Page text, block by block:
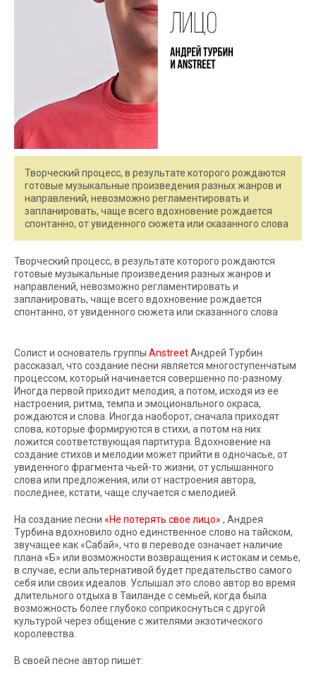
Творческий процесс, в результате которого рождаются
готовые музыкальные произведения разных жанров и
направлений, невозможно регламентировать и
запланировать, чаще всего вдохновение рождается
спонтанно, от увиденного сюжета или сказанного слова
Творческий процесс, в результате которого рождаются
готовые музыкальные произведения разных жанров и
направлений, невозможно регламентировать и
запланировать, чаще всего вдохновение рождается
спонтанно, от увиденного сюжета или сказанного слова
Солист и основатель группы AnstreetАндрей Турбин
рассказал, что создание песни является многоступенчатым
процессом, который начинается совершенно по-разному.
Иногда первой приходит мелодия, а потом, исходя из ее
настроения, ритма, темпа и эмоционального окраса,
рождаются и слова. Иногда наоборот, сначала приходят
слова, которые формируются в стихи, а потом на них
ложится соответствующая партитура. Вдохновение на
создание стихов и мелодии может прийти в одночасье, от
увиденного фрагмента чьей-то жизни, от услышанного
слова или предложения, или от настроения автора,
последнее, кстати, чаще случается с мелодией.
На создание песни «Не потерять свое лицо» , Андрея
Турбина вдохновило одно единственное слово на тайском,
звучащее как «Сабай», что в переводе означает наличие
плана «Б» или возможности возвращения к истокам и семье,
в случае, если альтернативой будет предательство самого
себя или своих идеалов. Услышал это слово автор во время
длительного отдыха в Таиланде с семьей, когда была
возможность более глубоко соприкоснуться с другой
культурой через общение с жителями экзотического
королевства.
В своей песне автор пишет: